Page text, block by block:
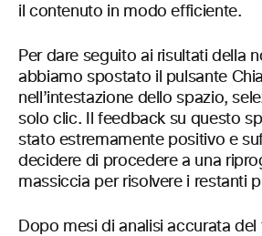
il contenuto in modo efficiente.
Per dare seguito ai risultati della
abbiamo spostato il pulsante
nell’intestazione dello spazio,
solo clic. Il feedback su questo
stato estremamente positivo e
decidere di procedere a una
massiccia per risolvere i restanti
Dopo mesi di analisi accurata